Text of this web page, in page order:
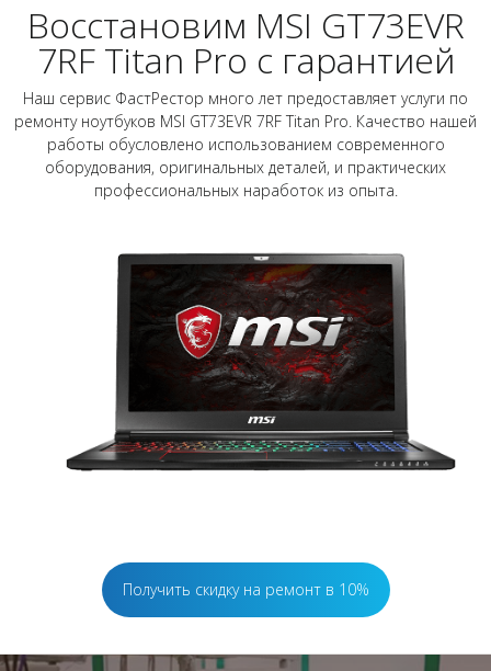
Восстановим MSI GT73EVR
7RF Titan Pro с гарантией
Наш сервис ФастРестор много лет предоставляет услуги по
ремонту ноутбуков MSI GT73EVR 7RF Titan Pro. Качество нашей
работы обусловлено использованием современного
оборудования, оригинальных деталей, и практических
профессиональных наработок из опыта.
Получить скидку на ремонт в 10%